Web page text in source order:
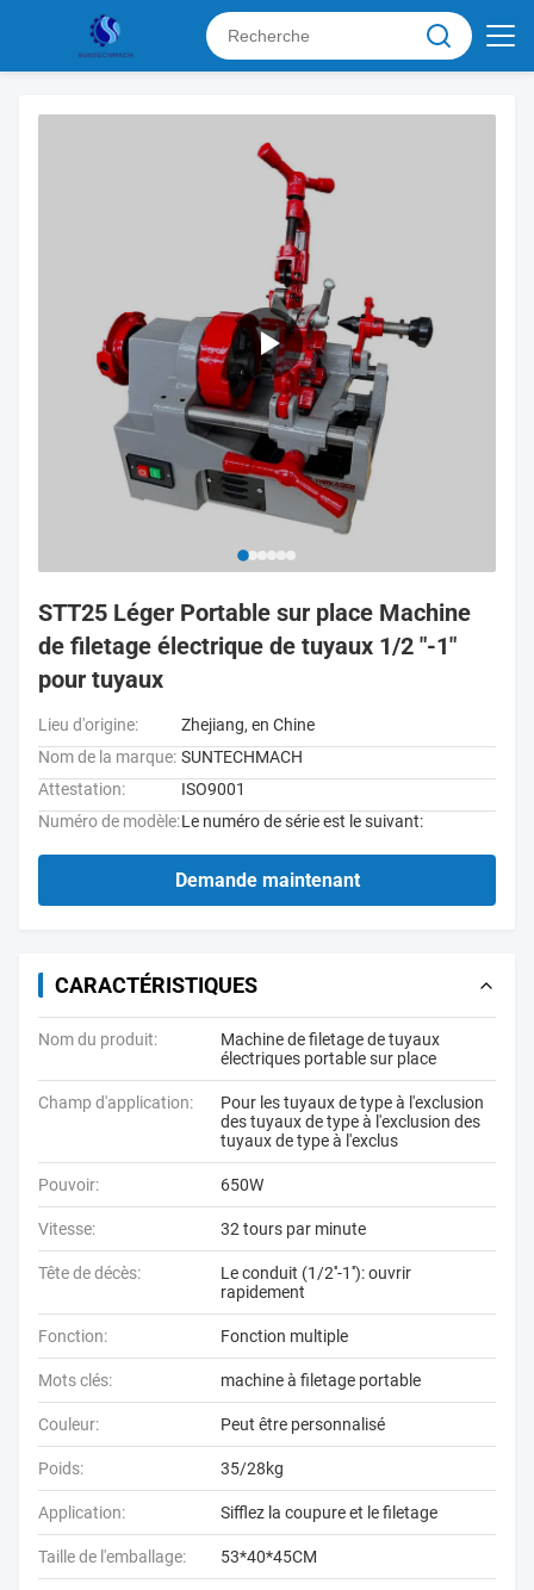
STT25 Léger Portable sur place Machine
de filetage électrique de tuyaux 1/2 "-1"
pour tuyaux
Lieu d'origine:
Zhejiang, en Chine
Nom de la marque: SUNTECHMACH
Attestation:
ISO9001
Numéro de modèle:Le numéro de série est le suivant:
Demande maintenant
CARACTÉRISTIQUES
Nom du produit:
Machine de filetage de tuyaux
électriques portable sur place
Champ d'application:
Pour les tuyaux de type à l'exclusion
des tuyaux de type à l'exclusion des
tuyaux de type à l'exclus
Pouvoir: 650W
Vitesse: 32 tours par minute
Tête de décès:
Le conduit (1/2′′-1′′): ouvrir
rapidement
Fonction: Fonction multiple
Mots clés: machine à filetage portable
Couleur: Peut être personnalisé
Poids: 35/28kg
Application: Sifflez la coupure et le filetage
Taille de l'emballage: 53*40*45CM